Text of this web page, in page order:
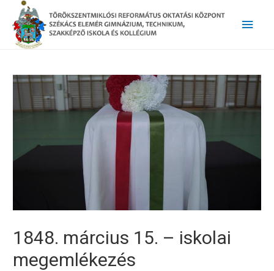
Main
1848. március 15. – iskolai
megemlékezés